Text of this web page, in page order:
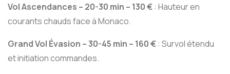
Vol Ascendances – 20-30 min – 130 €: Hauteur en
courants chauds face à Monaco.
Grand Vol Évasion – 30-45 min – 160 €: Survol étendu
et initiation commandes.